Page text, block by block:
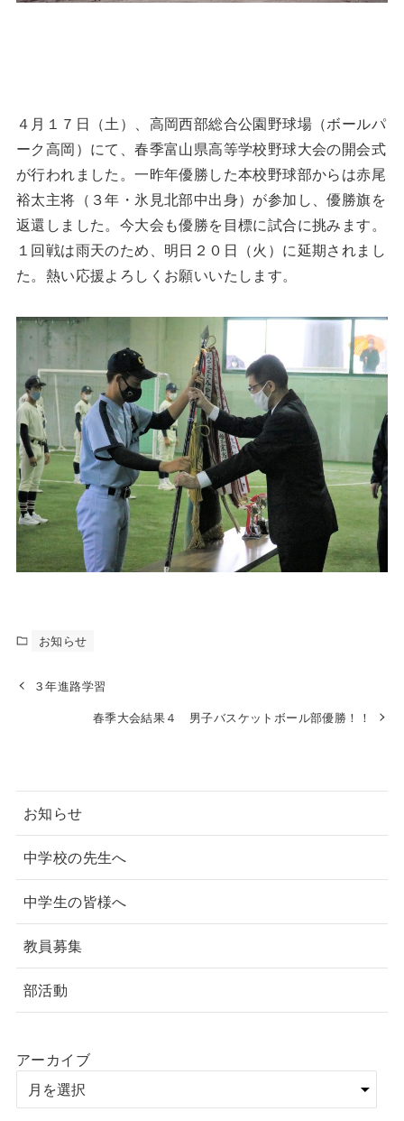
４月１７日（土）、高岡西部総合公園野球場（ボールパ
ーク高岡）にて、春季富山県高等学校野球大会の開会式
が行われました。一昨年優勝した本校野球部からは赤尾
裕太主将（３年・氷見北部中出身）が参加し、優勝旗を
返還しました。今大会も優勝を目標に試合に挑みます。
１回戦は雨天のため、明日２０日（火）に延期されまし
た。熱い応援よろしくお願いいたします。
お知らせ
３年進路学習
春季大会結果４ 男子バスケットボール部優勝！！
お知らせ
中学校の先生へ
中学生の皆様へ
教員募集
部活動
アーカイブ